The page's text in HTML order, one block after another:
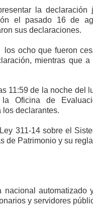
la
el pasado 16 de
sus declaraciones.
los ocho que fueron
mientras que
11:59 de la noche del
Oficina de
los declarantes.
311-14 sobre el
de Patrimonio y su
nacional automatizado
y servidores